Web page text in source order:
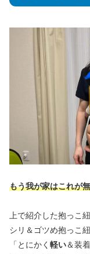
もう我が家はこれが
上で紹介した抱っこ
シリ＆ゴツめ抱っこ
「とにかく 軽い＆装